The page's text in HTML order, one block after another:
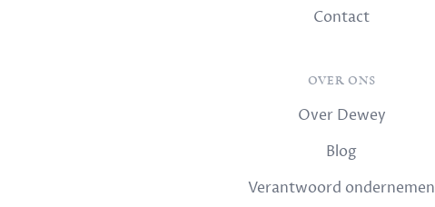
Contact
OVER ONS
Over Dewey
Blog
Verantwoord ondernemen